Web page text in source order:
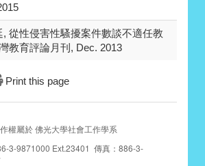
, 從性侵害性騷擾案件數談不適任教
教育評論月刊, Dec. 2013
Print this page
權屬於 佛光大學社會工作學系
3-9871000 Ext.23401 傳真：886-3-